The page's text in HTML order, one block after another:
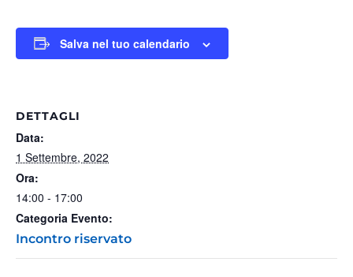
Salva nel tuo calendario
DETTAGLI
Data:
1 Settembre, 2022
Ora:
14:00 - 17:00
Categoria Evento:
Incontro riservato